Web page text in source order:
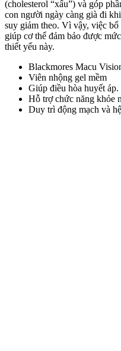
(cholesterol “xấu”) và góp
con người ngày càng già đi
suy giảm theo. Vì vậy, việc
giúp cơ thể đảm bảo được
thiết yếu này.
Blackmores Macu
Viên nhộng gel mềm
Giúp điều hòa huyết áp.
Hỗ trợ chức năng khỏe
Duy trì động mạch và